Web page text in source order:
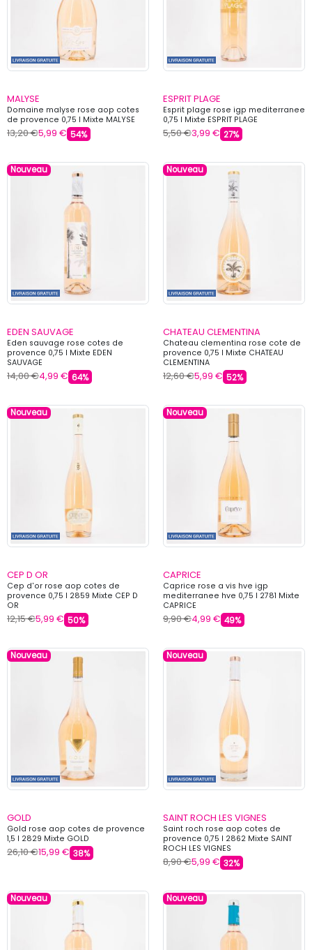
MALYSE
Domaine malyse rose aop cotes
de provence 0,75 l Mixte MALYSE
13,20 €5,99 € 54%
ESPRIT PLAGE
Esprit plage rose igp mediterranee
0,75 l Mixte ESPRIT PLAGE
5,50 €3,99 € 27%
Nouveau
EDEN SAUVAGE
Eden sauvage rose cotes de
provence 0,75 l Mixte EDEN
SAUVAGE
14,00 €4,99 € 64%
Nouveau
CHATEAU CLEMENTINA
Chateau clementina rose cote de
provence 0,75 l Mixte CHATEAU
CLEMENTINA
12,60 €5,99 € 52%
Nouveau
CEP D OR
Cep d'or rose aop cotes de
provence 0,75 l 2859 Mixte CEP D
OR
12,15 €5,99 € 50%
Nouveau
CAPRICE
Caprice rose a vis hve igp
mediterranee hve 0,75 l 2781 Mixte
CAPRICE
9,90 €4,99 € 49%
Nouveau
GOLD
Gold rose aop cotes de provence
1,5 l 2829 Mixte GOLD
26,10 €15,99 € 38%
Nouveau
SAINT ROCH LES VIGNES
Saint roch rose aop cotes de
provence 0,75 l 2862 Mixte SAINT
ROCH LES VIGNES
8,90 €5,99 € 32%
Nouveau Nouveau